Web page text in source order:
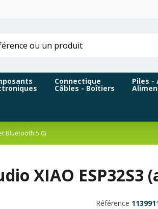
Connectique
Câbles - Boîtiers
Piles -
Bluetooth 5.0)
XIAO
Référence